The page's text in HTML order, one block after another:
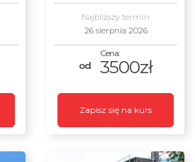
Najbliższy termin
26 sierpnia 2026
3500zł
Zapisz się na kurs